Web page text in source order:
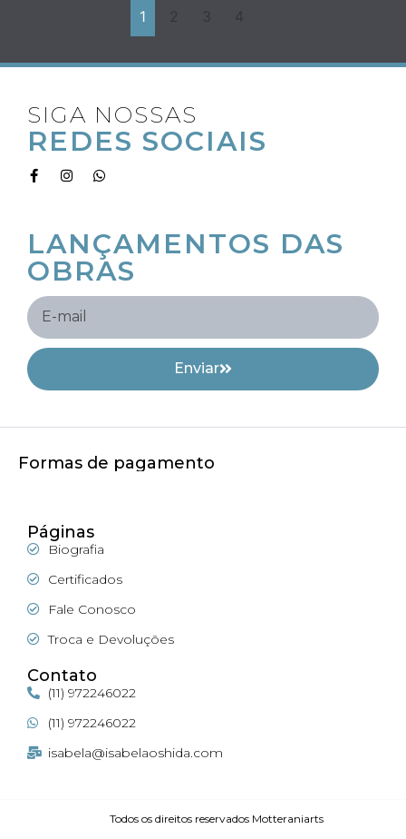
1 2 3 4
SIGA NOSSAS
REDES SOCIAIS
LANÇAMENTOS DAS
OBRAS
Enviar
Formas de pagamento
Páginas
Biografia
Certificados
Fale Conosco
Troca e Devoluções
Contato
(11) 972246022
(11) 972246022
isabela@isabelaoshida.com
Todos os direitos reservados Motteraniarts